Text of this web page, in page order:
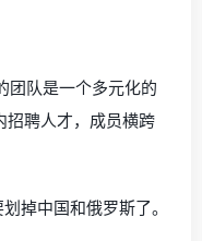
团队是一个多元化的
招聘人才，成员横跨
掉中国和俄罗斯了。